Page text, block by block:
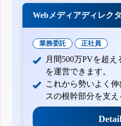
Webメディアディレク
業務委託 正社員
月間500万PVを超
を運営できます。
これから勢いよく
スの根幹部分を支え